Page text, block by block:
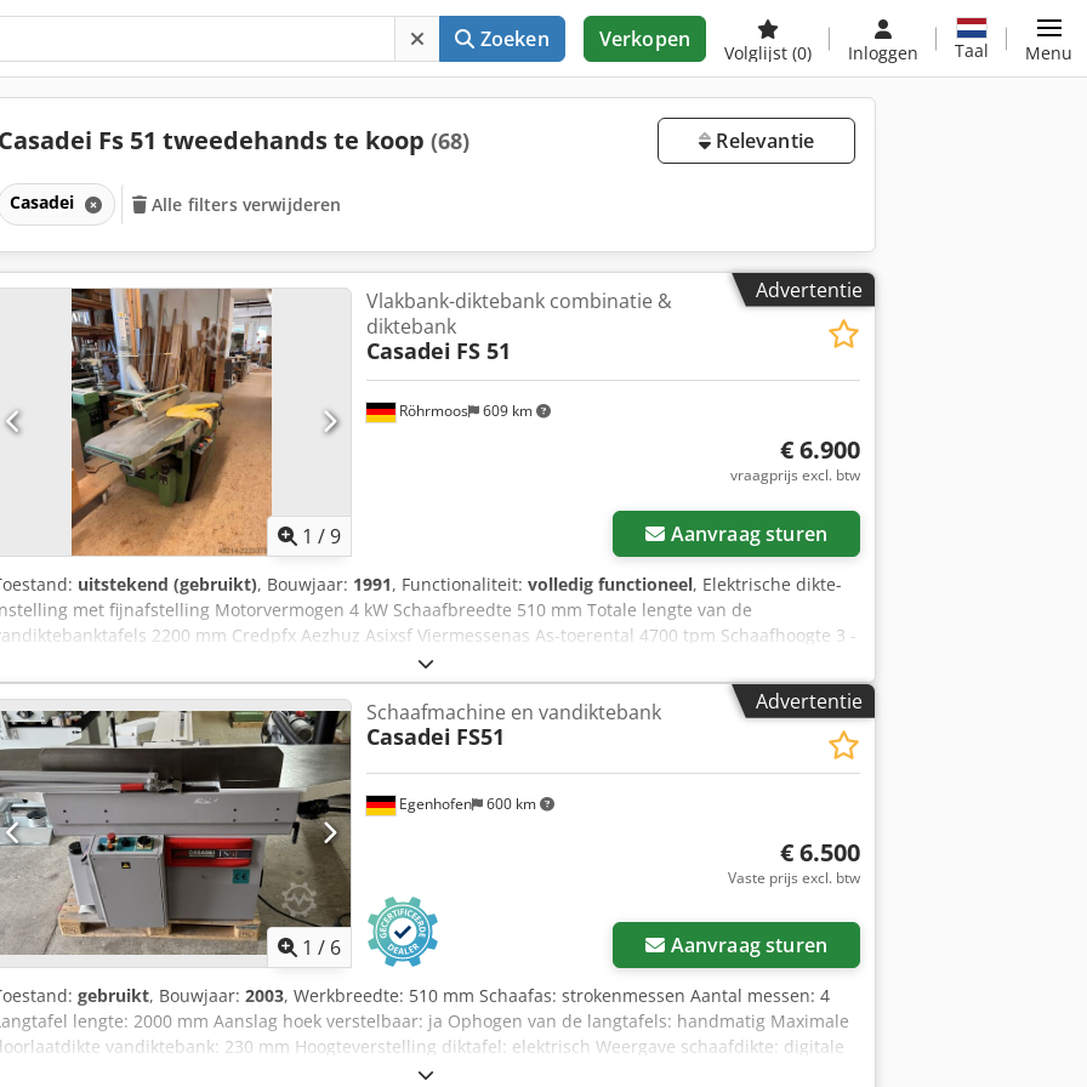
Zoeken Verkopen
Volglijst (0) Inloggen Taal Menu
Casadei Fs 51 tweedehands te koop (68) Relevantie
Casadei Alle filters verwijderen
Advertentie
1 /9
Röhrmoos 609 km
Vlakbank-diktebank combinatie &
diktebank
Casadei FS 51
€ 6.900
vraagprijs excl. btw
Aanvraag sturen
uitstekend (gebruikt), Bouwjaar: 1991, Functionaliteit: volledig functioneel, Elektrische dikte-
met fijnafstelling Motorvermogen 4 kW Schaafbreedte 510 mm Totale lengte van de
2200 mm Credpfx Aezhuz Asixsf Viermessenas As-toerental 4700 tpm Schaafhoogte 3 -
230 mm Voederingssnelheden 8 + 14 m/min Gewicht ca. 750 kg
Advertentie
1 / 6
Egenhofen 600 km
Schaafmachine en vandiktebank
Casadei FS51
€ 6.500
Vaste prijs excl. btw
Aanvraag sturen
gebruikt, Bouwjaar: 2003, Werkbreedte: 510 mm Schaafas: strokenmessen Aantal messen: 4
lengte: 2000 mm Aanslag hoek verstelbaar: ja Ophogen van de langtafels: handmatig Maximale
vandiktebank: 230 mm Hoogteverstelling diktafel: elektrisch Weergave schaafdikte: digitale
aanduiding Doorvoersnelheid: 7 / 14 m/min Aanvoerwals: staal Afvoerwals: staal Cedpfx Aioxgn N Rexsrf